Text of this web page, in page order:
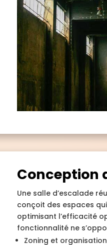
Conception
Une salle d’escalade
conçoit des espaces
optimisant l’efficacité
fonctionnalité ne
Zoning et